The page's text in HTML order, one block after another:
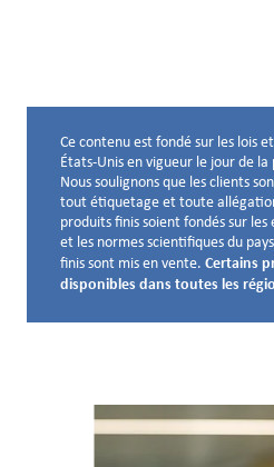
Avis de non-responsabilité ci-
Ce contenu est fondé sur les lois
États-Unis en vigueur le jour de
Nous soulignons que les clients
tout étiquetage et toute
produits finis soient fondés sur
et les normes scientifiques du
finis sont mis en vente. Certains
disponibles dans toutes les